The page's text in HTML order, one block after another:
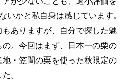
いかと私自身は感じています。
ありますが、自分で探した魅
。今回はまず、日本一の栗の
・笠間の栗を使った秋限定の
。